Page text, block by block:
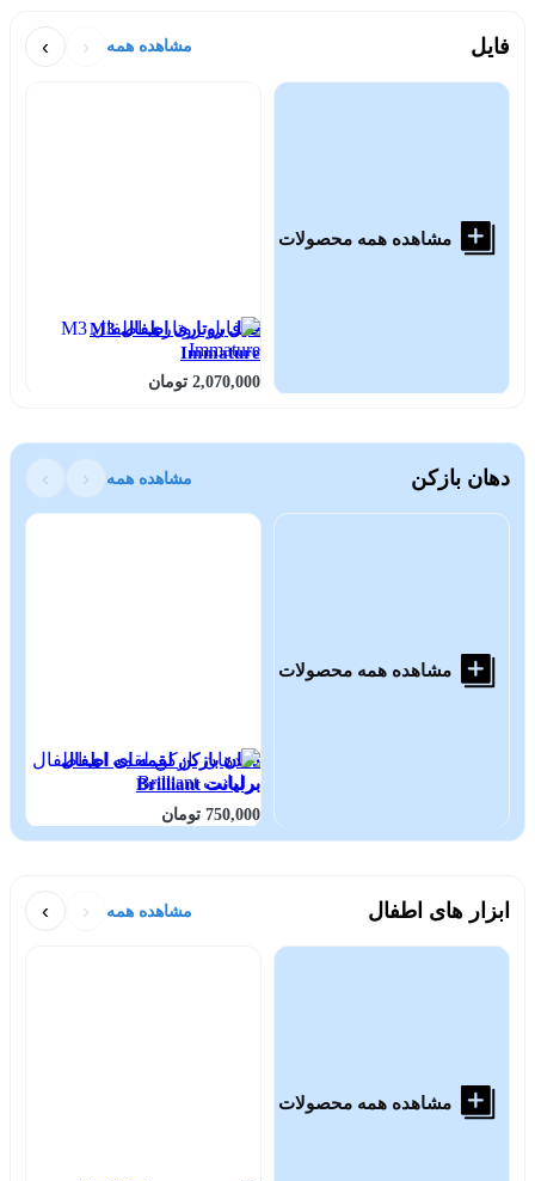
فایل مشاهده همه ‹
›
مشاهده همه محصولات
فایل روتاری اطفال M3
Immature
2,070,000 تومان
دهان بازکن مشاهده همه ‹
›
مشاهده همه محصولات
دهان بازکن لقمه ای اطفال
برلیانت Brilliant
750,000 تومان
ابزار های اطفال مشاهده همه ‹
›
مشاهده همه محصولات